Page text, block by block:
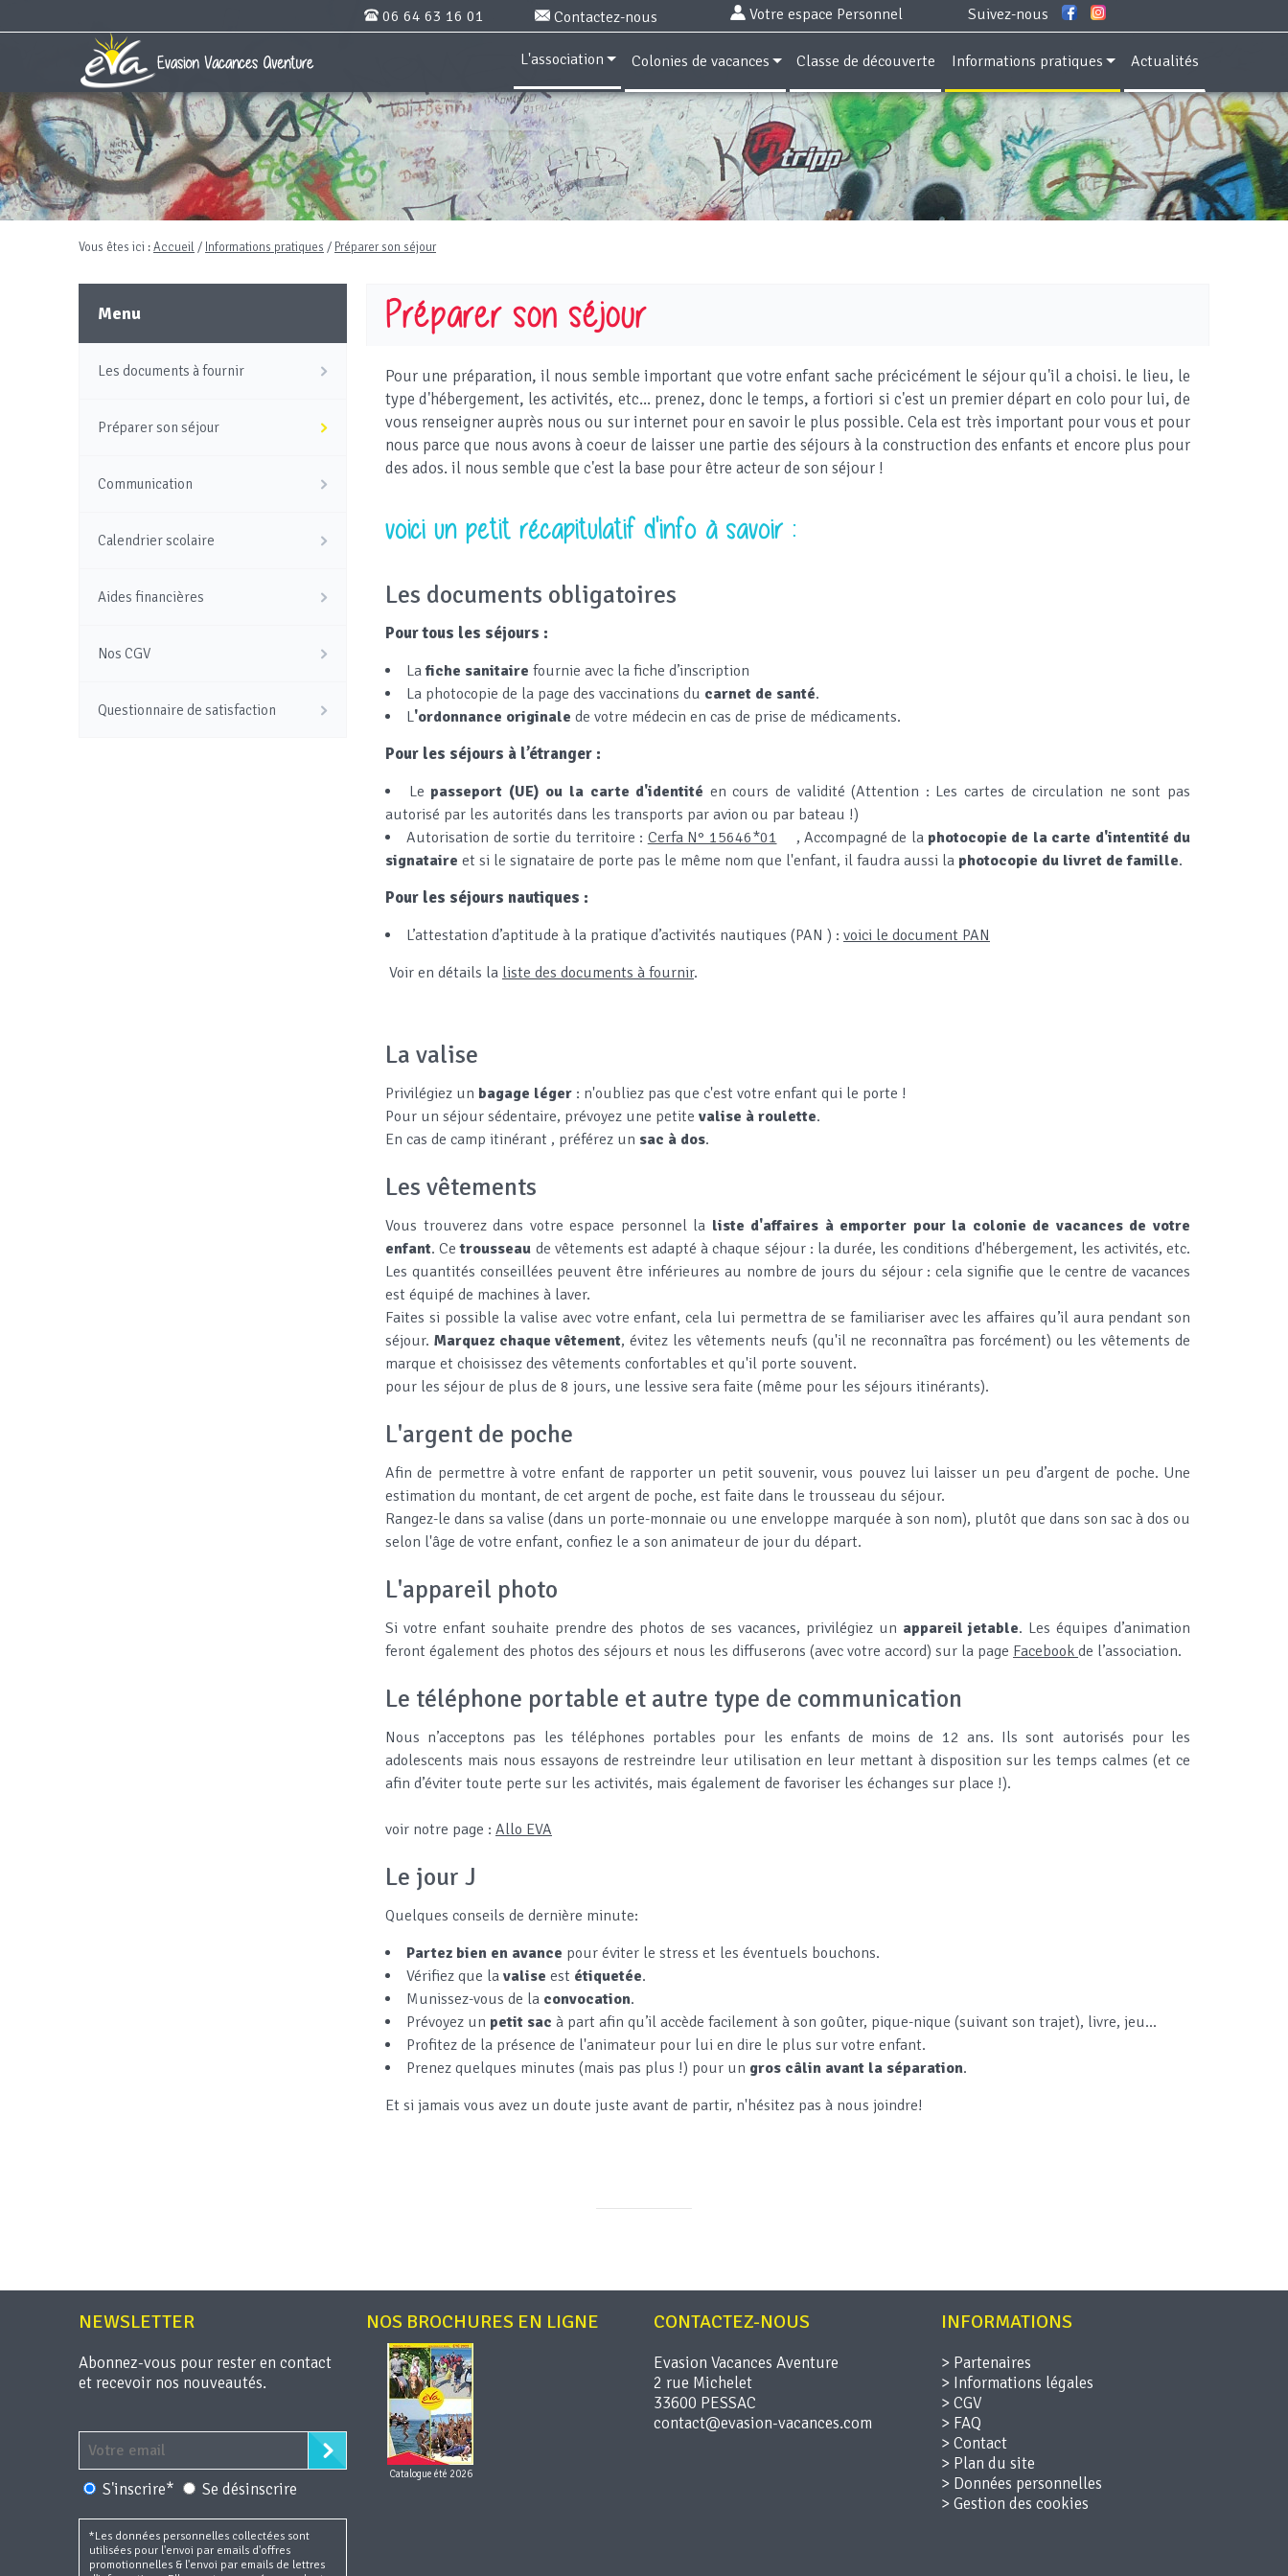
06 64 63 16 01 Contactez-nous Votre espace Personnel Suivez-nous
L'association Colonies de vacances Classe de découverte Informations pratiques Actualités
Vous êtes ici :Accueil / Informations pratiques / Préparer son séjour
Menu
Les documents à fournir
Préparer son séjour
Communication
Calendrier scolaire
Aides financières
Nos CGV
Questionnaire de satisfaction
Préparer son séjour
Pour une préparation, il nous semble important que votre enfant sache précicément le séjour qu'il a choisi. le lieu, le
type d'hébergement, les activités, etc... prenez, donc le temps, a fortiori si c'est un premier départ en colo pour lui, de
vous renseigner auprès nous ou sur internet pour en savoir le plus possible. Cela est très important pour vous et pour
nous parce que nous avons à coeur de laisser une partie des séjours à la construction des enfants et encore plus pour
des ados. il nous semble que c'est la base pour être acteur de son séjour !
voici un petit récapitulatif d'info à savoir :
Les documents obligatoires
Pour tous les séjours :
Lafiche sanitaire fournie avec la fiche d’inscription
​La photocopie de la page des vaccinations du carnet de santé.
L'ordonnance originale de votre médecin en cas de prise de médicaments.
Pour les séjours à l’étranger :
Le passeport (UE) ou la carte d'identité en cours de validité (Attention : Les cartes de circulation ne sont pas
autorisé par les autorités dans les transports par avion ou par bateau !)
Autorisation de sortie du territoire : Cerfa N° 15646*01 , Accompagné de la photocopie de la carte d'intentité du
signataire et si le signataire de porte pas le même nom que l'enfant, il faudra aussi la photocopie du livret de famille.
Pour les séjours nautiques :
L’attestation d’aptitude à la pratique d’activités nautiques (PAN ) : voici le document PAN
Voir en détails la liste des documents à fournir.
La valise
Privilégiez un bagage léger : n'oubliez pas que c'est votre enfant qui le porte !
Pour un séjour sédentaire, prévoyez une petite valise à roulette.
En cas de camp itinérant , préférez un sac à dos.
Les vêtements
Vous trouverez dans votre espace personnel la liste d'affaires à emporter pour la colonie de vacances de votre
enfant. Cetrousseau de vêtements est adapté à chaque séjour : la durée, les conditions d'hébergement, les activités, etc.
Les quantités conseillées peuvent être inférieures au nombre de jours du séjour : cela signifie que le centre de vacances
est équipé de machines à laver.
Faites si possible la valise avec votre enfant, cela lui permettra de se familiariser avec les affaires qu’il aura pendant son
séjour. Marquez chaque vêtement, évitez les vêtements neufs (qu'il ne reconnaîtra pas forcément) ou les vêtements de
marque et choisissez des vêtements confortables et qu'il porte souvent.
pour les séjour de plus de 8 jours, une lessive sera faite (même pour les séjours itinérants).
L'argent de poche
Afin de permettre à votre enfant de rapporter un petit souvenir, vous pouvez lui laisser un peu d’argent de poche. Une
estimation du montant, de cet argent de poche, est faite dans le trousseau du séjour.
Rangez-le dans sa valise (dans un porte-monnaie ou une enveloppe marquée à son nom), plutôt que dans son sac à dos ou
selon l'âge de votre enfant, confiez le a son animateur de jour du départ.
L'appareil photo
Si votre enfant souhaite prendre des photos de ses vacances, privilégiez un appareil jetable. Les équipes d’animation
feront également des photos des séjours et nous les diffuserons (avec votre accord) sur la page Facebook de l’association.
Le téléphone portable et autre type de communication
Nous n’acceptons pas les téléphones portables pour les enfants de moins de 12 ans. Ils sont autorisés pour les
adolescents mais nous essayons de restreindre leur utilisation en leur mettant à disposition sur les temps calmes (et ce
afin d’éviter toute perte sur les activités, mais également de favoriser les échanges sur place !).
voir notre page : Allo EVA
Le jour J
Quelques conseils de dernière minute:
Partez bien en avance pour éviter le stress et les éventuels bouchons.
Vérifiez que la valise est étiquetée.
Munissez-vous de la convocation.
Prévoyez un petit sac à part afin qu’il accède facilement à son goûter, pique-nique (suivant son trajet), livre, jeu...
Profitez de la présence de l'animateur pour lui en dire le plus sur votre enfant.
Prenez quelques minutes (mais pas plus !) pour un gros câlin avant la séparation.
Et si jamais vous avez un doute juste avant de partir, n'hésitez pas à nous joindre!
NEWSLETTER
Abonnez-vous pour rester en contact
et recevoir nos nouveautés.
S'inscrire* Se désinscrire
*Les données personnelles collectées sont
utilisées pour l'envoi par emails d'offres
promotionnelles & l'envoi par emails de lettres
NOS BROCHURES EN LIGNE
Catalogue été 2026
CONTACTEZ-NOUS
Evasion Vacances Aventure
2 rue Michelet
33600 PESSAC
INFORMATIONS
> Partenaires
> Informations légales
>CGV
> FAQ
>Contact
> Plan du site
> Données personnelles
>Gestion des cookies